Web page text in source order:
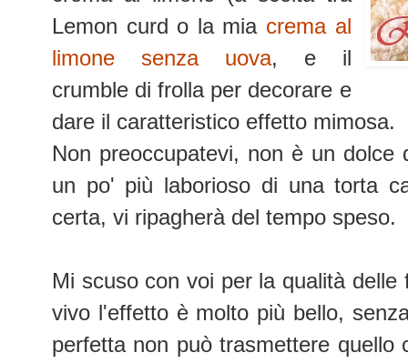
Lemon curd o la mia crema al
limone senza uova, e il
crumble di frolla per decorare e
dare il caratteristico effetto mimosa.
Non preoccupatevi, non è un dolce
un po' più laborioso di una torta
certa, vi ripagherà del tempo speso.
Mi scuso con voi per la qualità
vivo l'effetto è molto più bello,
perfetta non può trasmettere